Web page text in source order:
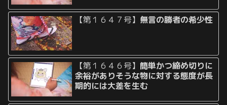
【第１６４７号】 無言の勝者の希少性
【第１６４６号】簡単かつ締め切りに
余裕がありそうな物に対する態度が長
期的には大差を生む